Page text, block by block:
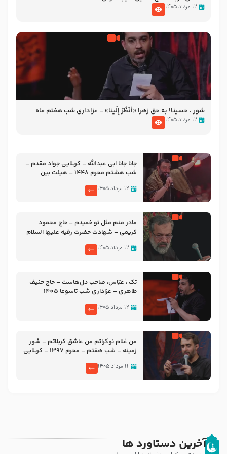
۱۲ مرداد ۱۴۰۵
شور ، حسینا! به‌ حق زهرا «أُنْظُرْ إِلَینا» – عزاداری شب هفتم ماه
محرّم 1405
۱۲ مرداد ۱۴۰۵
جانا جانا ابی عبدالله – کربلایی جواد مقدم –
شب هشتم محرم 1448 – هیئت بین
۱۲ مرداد ۱۴۰۵
مادر منم مثل تو خمیدم – حاج محمود
کریمی – شهادت حضرت رقیه علیها السلام
۱۲ مرداد ۱۴۰۵
تک ، عبّاس، صاحب دل‌هاست – حاج حنیف
طاهری – عزاداری شب تاسوعا 1405
۱۲ مرداد ۱۴۰۵
من غلام نوکراتم من عاشق کربلاتم – شور
زمینه – شب هفتم – محرم 1397 – کربلایی
۱۱ مرداد ۱۴۰۵
آخرین دستاورد ها